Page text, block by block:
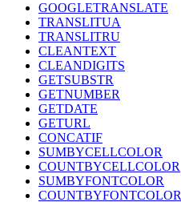
GOOGLETRANSLATE
TRANSLITUA
TRANSLITRU
CLEANTEXT
CLEANDIGITS
GETSUBSTR
GETNUMBER
GETDATE
GETURL
CONCATIF
SUMBYCELLCOLOR
COUNTBYCELLCOLOR
SUMBYFONTCOLOR
COUNTBYFONTCOLOR